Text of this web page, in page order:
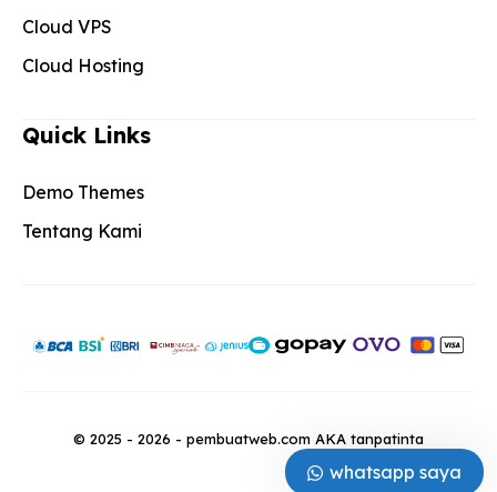
Cloud VPS
Cloud Hosting
Quick Links
Demo Themes
Tentang Kami
© 2025 - 2026 - pembuatweb.com AKA tanpatinta
whatsapp saya